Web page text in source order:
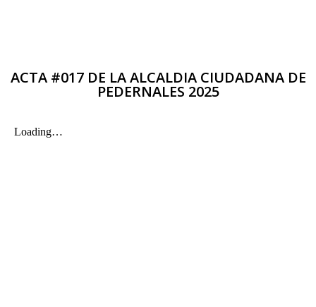
ACTA #017 DE LA ALCALDIA CIUDADANA DE
PEDERNALES 2025